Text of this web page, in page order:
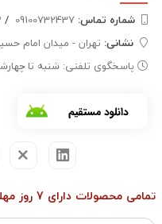
شماره تماس‌: /
نشانی: تهران - میدان امام
پاسخگوی تلفنی: شنبه تا چهارشنبه 12~17 - پنج شنبه
تمامی محصولات دارای 7 روز مهلت تست هستند.